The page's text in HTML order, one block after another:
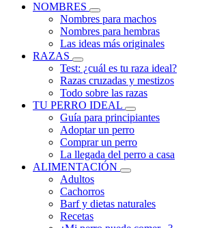
NOMBRES
Nombres para machos
Nombres para hembras
Las ideas más originales
RAZAS
Test: ¿cuál es tu raza ideal?
Razas cruzadas y mestizos
Todo sobre las razas
TU PERRO IDEAL
Guía para principiantes
Adoptar un perro
Comprar un perro
La llegada del perro a casa
ALIMENTACIÓN
Adultos
Cachorros
Barf y dietas naturales
Recetas